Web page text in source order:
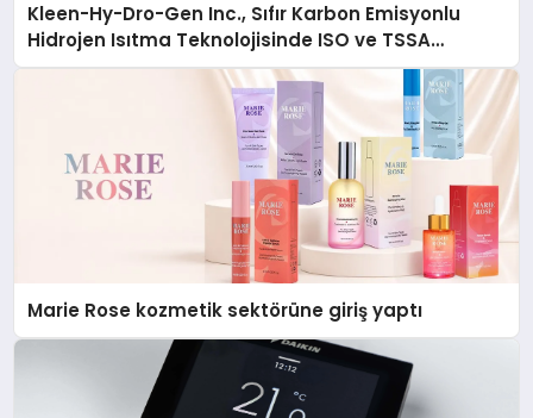
Kleen-Hy-Dro-Gen Inc., Sıfır Karbon Emisyonlu
Hidrojen Isıtma Teknolojisinde ISO ve TSSA
Düzenleyici Onaylarını Aldı
Marie Rose kozmetik sektörüne giriş yaptı